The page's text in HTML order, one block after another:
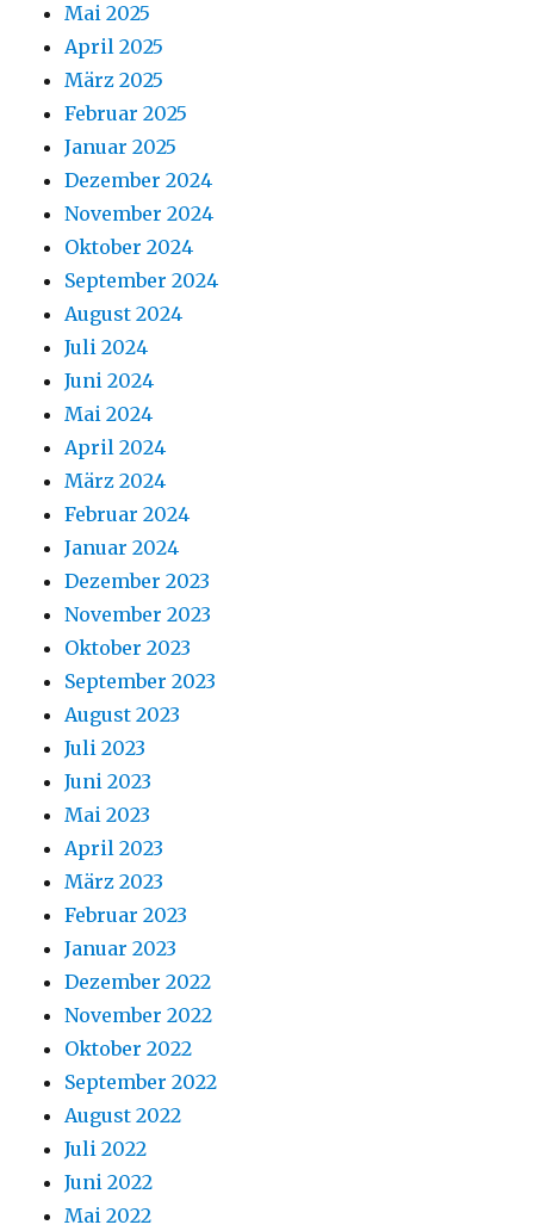
Mai 2025
April 2025
März 2025
Februar 2025
Januar 2025
Dezember 2024
November 2024
Oktober 2024
September 2024
August 2024
Juli 2024
Juni 2024
Mai 2024
April 2024
März 2024
Februar 2024
Januar 2024
Dezember 2023
November 2023
Oktober 2023
September 2023
August 2023
Juli 2023
Juni 2023
Mai 2023
April 2023
März 2023
Februar 2023
Januar 2023
Dezember 2022
November 2022
Oktober 2022
September 2022
August 2022
Juli 2022
Juni 2022
Mai 2022